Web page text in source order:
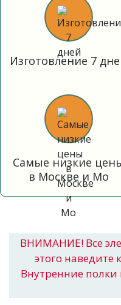
Изготовление 7
Самые низкие
в Москве и Мо
ВНИМАНИЕ! Все
этого
Внутренние